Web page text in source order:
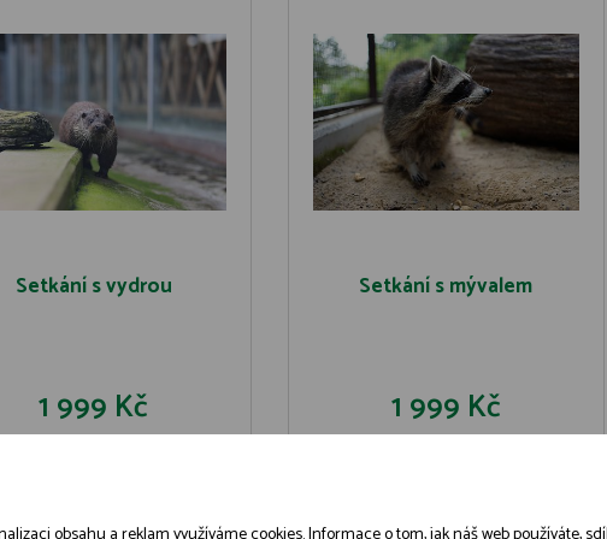
Setkání s vydrou
1 999 Kč
Setkání s mývalem
1 999 Kč